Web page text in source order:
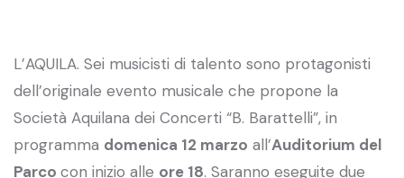
L’AQUILA. Sei musicisti di talento sono protagonisti
dell’originale evento musicale che propone la
Società Aquilana dei Concerti “B. Barattelli”, in
programma domenica 12 marzo all’Auditorium del
Parco con inizio alle ore 18. Saranno eseguite due